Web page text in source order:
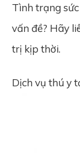
Tình trạng
vấn đề? Hãy
trị kịp thời.
Dịch vụ thú y